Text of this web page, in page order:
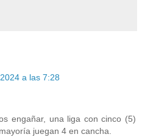
a las 7:28
engañar, una liga con cinco (5)
juegan 4 en cancha.